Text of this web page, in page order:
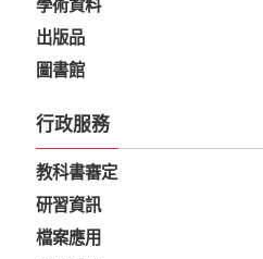
學術資料
出版品
圖書館
行政服務
教科書審定
研習資訊
檔案應用